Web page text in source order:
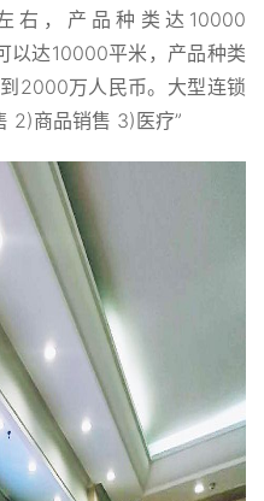
右，产品种类达10000
以达10000平米，产品种类
2000万人民币。大型连锁
2)商品销售 3)医疗”